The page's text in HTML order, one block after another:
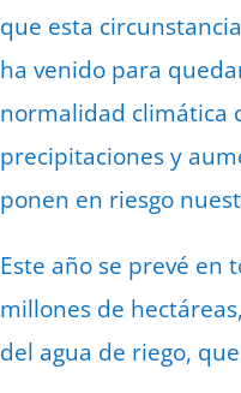
que esta
ha venido para
normalidad climática
precipitaciones y
ponen en riesgo
Este año se prevé en
millones de
del agua de riego,